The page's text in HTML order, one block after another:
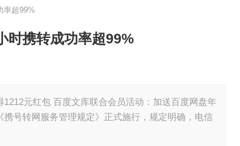
率超99%
时携转成功率超99%
元红包 百度文库联合会员活动：加送百度网盘年
号转网服务管理规定》正式施行，规定明确，电信